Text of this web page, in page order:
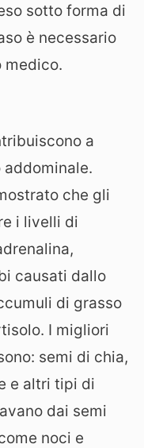
sotto forma di
è necessario
medico.
a
che gli
i livelli di
causati dallo
di grasso
I migliori
semi di chia,
e altri tipi di
dai semi
noci e